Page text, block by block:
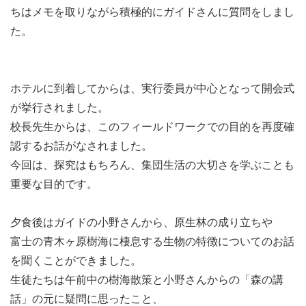
ちはメモを取りながら積極的にガイドさんに質問をしまし
た。
ホテルに到着してからは、実行委員が中心となって開会式
が挙行されました。
校長先生からは、このフィールドワークでの目的を再度確
認するお話がなされました。
今回は、探究はもちろん、集団生活の大切さを学ぶことも
重要な目的です。
夕食後はガイドの小野さんから、原生林の成り立ちや
富士の青木ヶ原樹海に棲息する生物の特徴についてのお話
を聞くことができました。
生徒たちは午前中の樹海散策と小野さんからの「森の講
話」の元に疑問に思ったこと、